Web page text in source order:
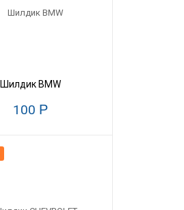
Шилдик BMW
100 Р